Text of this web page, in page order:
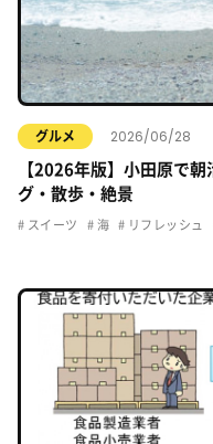
グルメ 2026/06/28
【2026年版】小田原で
グ・散歩・絶景
スイーツ 海 リフレッシュ